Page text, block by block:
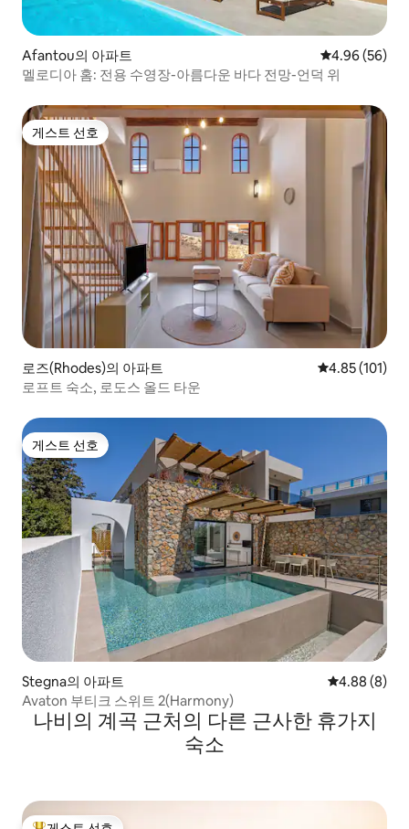
Afantou의 아파트 평점 4.96점(5
4.96 (56)
멜로디아 홈: 전용 수영장-아름다운 바다 전망-언덕 위
게스트 선호
게스트 선호
로즈(Rhodes)의 아파트 평점 4.85점(5
4.85 (101)
로프트 숙소, 로도스 올드 타운
게스트 선호
게스트 선호
Stegna의 아파트 평점 4.88점
4.88 (8)
Avaton 부티크 스위트 2(Harmony)
나비의 계곡 근처의 다른 근사한 휴가지
숙소